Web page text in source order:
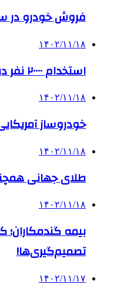
فروش خودرو در سال ۲۰۲۵ کاهش
۱۴۰۲/۱۱/۱۸
استخدام ۲۰۰۰۰ نفر در غول خودروهای برقی چینی
۱۴۰۲/۱۱/۱۸
خودروساز
۱۴۰۲/۱۱/۱۸
طلای جهانی
۱۴۰۲/۱۱/۱۸
بیمه گندمکاران؛
تصمیم‌گیری‌ها!
۱۴۰۲/۱۱/۱۷